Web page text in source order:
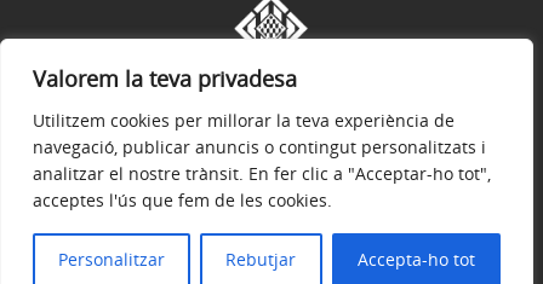
Valorem la teva privadesa
Utilitzem cookies per millorar la teva experiència de
navegació, publicar anuncis o contingut personalitzats i
analitzar el nostre trànsit. En fer clic a "Acceptar-ho tot",
acceptes l'ús que fem de les cookies.
Personalitzar Rebutjar Accepta-ho tot
Avís legal Política de privacitat